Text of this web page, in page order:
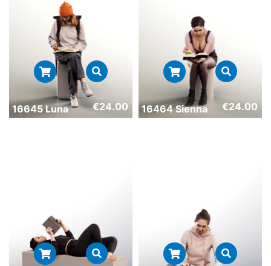
16645 Luna €24.00 16464 Sienna €24.00